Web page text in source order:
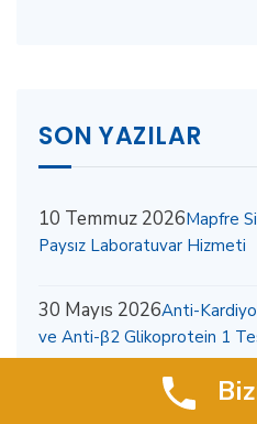
SON YAZILAR
10 Temmuz 2026Mapfre
Paysız Laboratuvar Hizmeti
30 Mayıs 2026Anti-
ve Anti-β2 Glikoprotein 1
18